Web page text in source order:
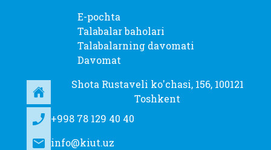
E-pochta
Talabalar baholari
Talabalarning davomati
Davomat
Shota Rustaveli ko'chasi, 156, 100121
Toshkent
+998 78 129 40 40
info@kiut.uz